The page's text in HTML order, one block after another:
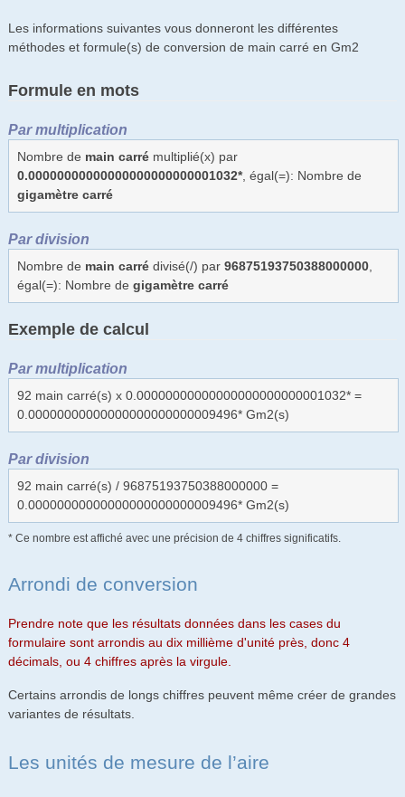
Les informations suivantes vous donneront les différentes
méthodes et formule(s) de conversion de main carré en Gm2
Formule en mots
Par multiplication
Nombre de main carrémultiplié(x) par
0.00000000000000000000000001032*, égal(=): Nombre de
gigamètre carré
Par division
Nombre de main carrédivisé(/) par 96875193750388000000,
égal(=): Nombre de gigamètre carré
Exemple de calcul
Par multiplication
92 main carré(s) x 0.00000000000000000000000001032* =
0.00000000000000000000000009496* Gm2(s)
Par division
92 main carré(s) / 96875193750388000000 =
0.00000000000000000000000009496* Gm2(s)
* Ce nombre est affiché avec une précision de 4 chiffres significatifs.
Arrondi de conversion
Prendre note que les résultats données dans les cases du
formulaire sont arrondis au dix millième d'unité près, donc 4
décimals, ou 4 chiffres après la virgule.
Certains arrondis de longs chiffres peuvent même créer de grandes
variantes de résultats.
Les unités de mesure de l’aire